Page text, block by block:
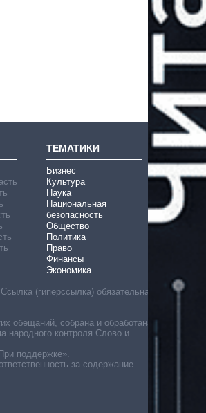
ТЕМАТИКИ
Бизнес
Культура
Наука
Национальная
безопасность
Общество
Политика
Право
Финансы
Экономика
(гиперссылка) обязательна
обещаний, собрана и обработана
контроля Слово и
поддержке».
за содержание